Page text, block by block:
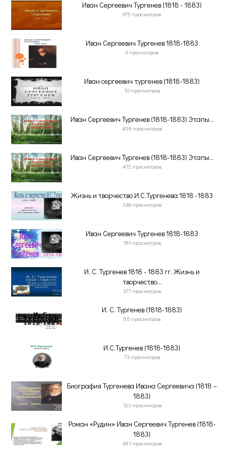
Иван Сергеевич Тургенев (1818 - 1883)
675 просмотров
Иван Сергеевич Тургенев 1818-1883
3 просмотров
Иван сергеевич тургенев (1818-1883)
10 просмотров
Иван Сергеевич Тургенев (1818-1883) Этапы...
459 просмотров
Иван Сергеевич Тургенев (1818-1883) Этапы...
472 просмотров
Жизнь и творчество И.С.Тургенева 1818 -1883
246 просмотров
Иван Сергеевич Тургенев 1818-1883
181 просмотров
И. С. Тургенев 1818 - 1883 гг. Жизнь и
творчество...
377 просмотров
И. С. Тургенев (1818-1883)
55 просмотров
И.С.Тургенев (1818-1883)
73 просмотров
Биография Тургенева Ивана Сергеевича (1818 –
1883)
123 просмотров
Роман «Рудин» Иван Сергеевич Тургенев (1818-
1883)
491 просмотров